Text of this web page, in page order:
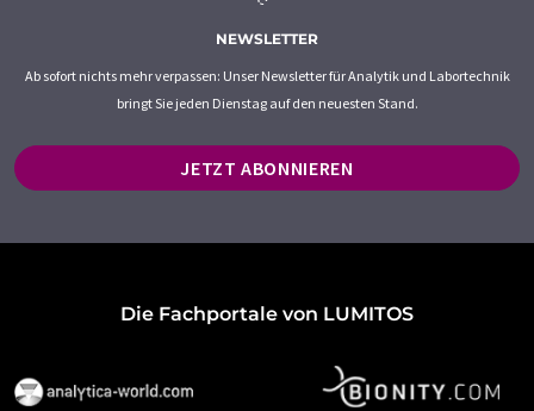
NEWSLETTER
Ab sofort nichts mehr verpassen: Unser Newsletter für Analytik und Labortechnik
bringt Sie jeden Dienstag auf den neuesten Stand.
JETZT ABONNIEREN
Die Fachportale von LUMITOS